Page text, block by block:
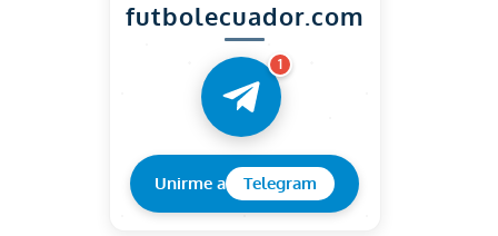
futbolecuador.com
1
Unirme a Telegram